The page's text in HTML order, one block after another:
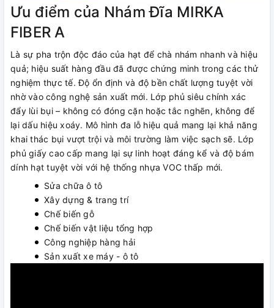
Ưu điểm của Nhám Đĩa MIRKA
FIBER A
Là sự pha trộn độc đáo của hạt để chà nhám nhanh và hiệu
quả; hiệu suất hàng đầu đã được chứng minh trong các thử
nghiệm thực tế. Độ ổn định và độ bền chất lượng tuyệt vời
nhờ vào công nghệ sản xuất mới. Lớp phủ siêu chính xác
đẩy lùi bụi – không có đóng cặn hoặc tắc nghẽn, không để
lại dấu hiệu xoáy. Mô hình đa lỗ hiệu quả mang lại khả năng
khai thác bụi vượt trội và môi trường làm việc sạch sẽ. Lớp
phủ giấy cao cấp mang lại sự linh hoạt đáng kể và độ bám
dính hạt tuyệt vời với hệ thống nhựa VOC thấp mới.
Sửa chữa ô tô
Xây dựng & trang trí
Chế biến gỗ
Chế biến vật liệu tổng hợp
Công nghiệp hàng hải
Sản xuất xe máy - ô tô